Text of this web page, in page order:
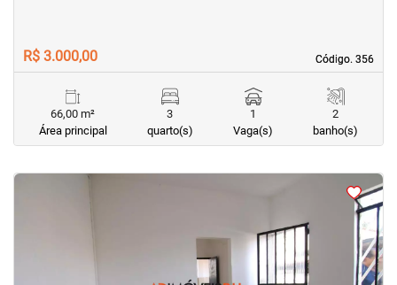
Código. 356
Código. 356
R$ 3.000,00
66,00 m²
Área principal
3
quarto(s)
1
Vaga(s)
2
banho(s)
<